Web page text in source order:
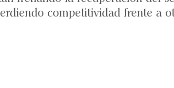
competitividad frente a